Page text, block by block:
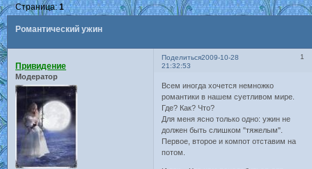
Романтический ужин
Страница:1
Поделиться 1
2009-10-28
21:32:53
Привидение
Модератор
Всем иногда хочется немножко
романтики в нашем суетливом мире.
Где? Как? Что?
Для меня ясно только одно: ужин не
должен быть слишком "тяжелым".
Первое, второе и компот отставим на
потом.